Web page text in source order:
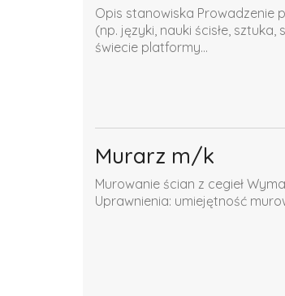
Opis stanowiska Prowadzenie
(np. języki, nauki ścisłe,
świecie platformy...
Murarz m/k
Murowanie ścian z cegieł
Uprawnienia: umiejętność